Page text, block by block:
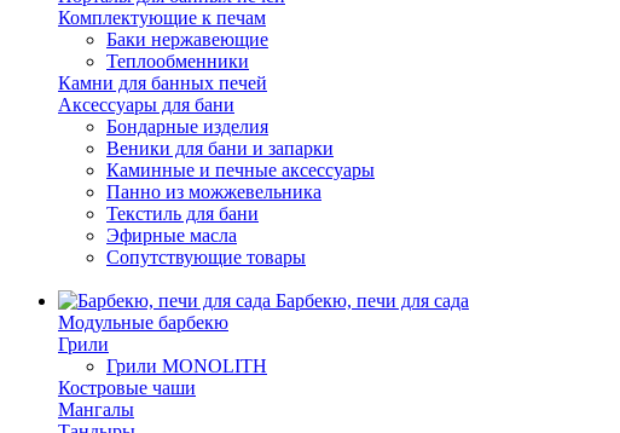
Комплектующие к печам
Баки нержавеющие
Теплообменники
Камни для банных печей
Аксессуары для бани
Бондарные изделия
Веники для бани и запарки
Каминные и печные аксессуары
Панно из можжевельника
Текстиль для бани
Эфирные масла
Сопутствующие товары
Барбекю, печи для сада
Модульные барбекю
Грили
Грили MONOLITH
Костровые чаши
Мангалы